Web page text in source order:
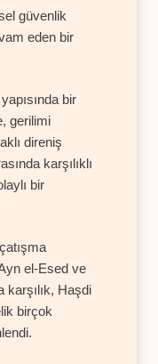
güvenlik
eden bir
bir
gerilimi
direniş
karşılıklı
bir
el-Esed ve
karşılık, Haşdi
birçok